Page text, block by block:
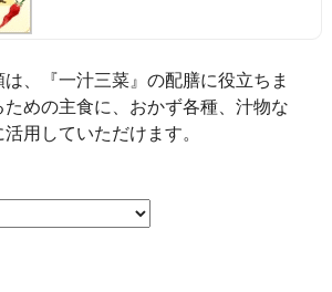
、『一汁三菜』の配膳に役立ちま
めの主食に、おかず各種、汁物な
用していただけます。